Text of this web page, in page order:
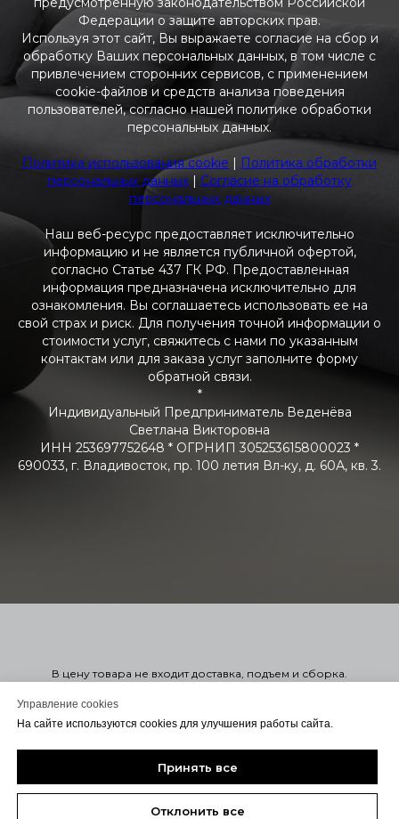
Федерации о защите авторских прав.
Используя этот сайт, Вы выражаете согласие на сбор и
обработку Ваших персональных данных, в том числе с
привлечением сторонних сервисов, с применением
cookie-файлов и средств анализа поведения
пользователей, согласно нашей политике обработки
персональных данных.
Политика использования cookie | Политика обработки
персональных данных | Согласие на обработку
персональных данных
Наш веб-ресурс предоставляет исключительно
информацию и не является публичной офертой,
согласно Статье 437 ГК РФ. Предоставленная
информация предназначена исключительно для
ознакомления. Вы соглашаетесь использовать ее на
свой страх и риск. Для получения точной информации о
стоимости услуг, свяжитесь с нами по указанным
контактам или для заказа услуг заполните форму
обратной связи.
*
Индивидуальный Предприниматель Веденёва
Светлана Викторовна
ИНН 253697752648 * ОГРНИП 305253615800023 *
690033, г. Владивосток, пр. 100 летия Вл-ку, д. 60А, кв. 3.
Управление cookies
На сайте используются cookies для улучшения работы сайта.
Принять все
Отклонить все
В цену товара не входит доставка, подъем и сборка.
категории. Узнать точную стоимость в нужной вам ткани можно
оформив заказ. Оформление заказа на сайте не обязывает
вас заключать договор. Для консультации или Заключения
договора с вами свяжется менеджер удобным для вас
способом.